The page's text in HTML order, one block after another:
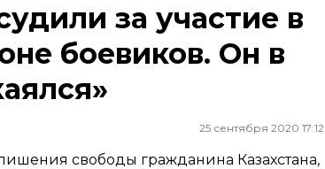
за участие в
боевиков. Он в
25 сентября 2020 17:12
свободы гражданина Казахстана,